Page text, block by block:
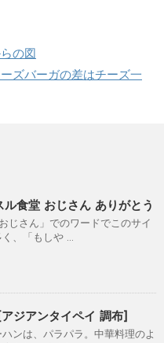
の図
ズバーガの差はチーズ一
ル食堂 おじさん ありがとう
じさん」でのワードでこのサイ
く、「もしや ...
ジアンタイペイ 調布]
ンは、パラパラ。中華料理のよ